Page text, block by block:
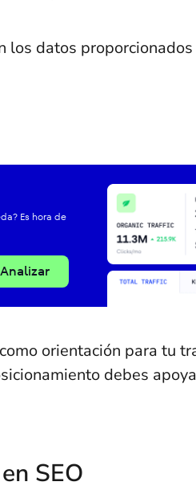
los datos proporcionados
Es hora de
Analizar
orientación para tu
debes
SEO